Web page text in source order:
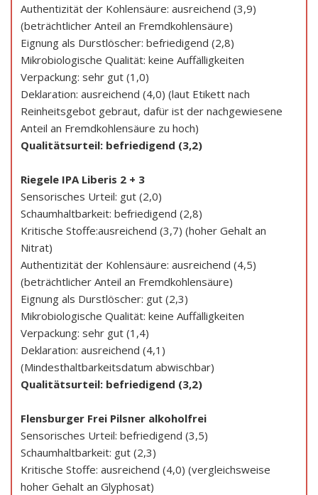
Authentizität der Kohlensäure: ausreichend (3,9)
(beträchtlicher Anteil an Fremdkohlensäure)
Eignung als Durstlöscher: befriedigend (2,8)
Mikrobiologische Qualität: keine Auffälligkeiten
Verpackung: sehr gut (1,0)
Deklaration: ausreichend (4,0) (laut Etikett nach
Reinheitsgebot gebraut, dafür ist der nachgewiesene
Anteil an Fremdkohlensäure zu hoch)
Qualitätsurteil: befriedigend (3,2)
Riegele IPA Liberis 2 + 3
Sensorisches Urteil: gut (2,0)
Schaumhaltbarkeit: befriedigend (2,8)
Kritische Stoffe:ausreichend (3,7) (hoher Gehalt an
Nitrat)
Authentizität der Kohlensäure: ausreichend (4,5)
(beträchtlicher Anteil an Fremdkohlensäure)
Eignung als Durstlöscher: gut (2,3)
Mikrobiologische Qualität: keine Auffälligkeiten
Verpackung: sehr gut (1,4)
Deklaration: ausreichend (4,1)
(Mindesthaltbarkeitsdatum abwischbar)
Qualitätsurteil: befriedigend (3,2)
Flensburger Frei Pilsner alkoholfrei
Sensorisches Urteil: befriedigend (3,5)
Schaumhaltbarkeit: gut (2,3)
Kritische Stoffe: ausreichend (4,0) (vergleichsweise
hoher Gehalt an Glyphosat)